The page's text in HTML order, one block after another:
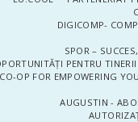
DIGICOMP-
SPOR –
PENTRU
CO-OP FOR EMPOWERING
AUGUSTIN -